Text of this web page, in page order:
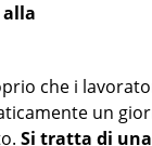
che i
un
Si tratta di